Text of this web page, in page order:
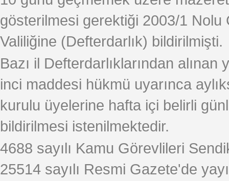
gösterilmesi gerektiği 2003/1 Nolu
Valiliğine (Defterdarlık) bildirilmişti.
Bazı il Defterdarlıklarından
inci maddesi hükmü uyarınca
kurulu üyelerine hafta içi belirli
bildirilmesi istenilmektedir.
4688 sayılı Kamu Görevlileri
25514 sayılı Resmi Gazete'de